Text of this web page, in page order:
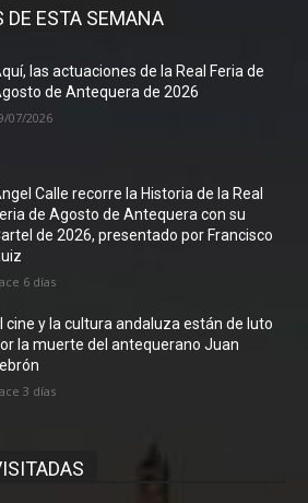
DE ESTA SEMANA
las actuaciones de la Real Feria de
de Antequera de 2026
07/2026
Calle recorre la Historia de la Real
de Agosto de Antequera con su
de 2026, presentado por Francisco
6 días
cine y la cultura andaluza están de luto
la muerte del antequerano Juan
Lebrón
3 días